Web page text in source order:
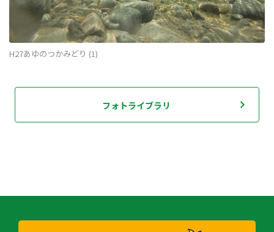
H27あゆのつかみどり (1)
フォトライブラリ